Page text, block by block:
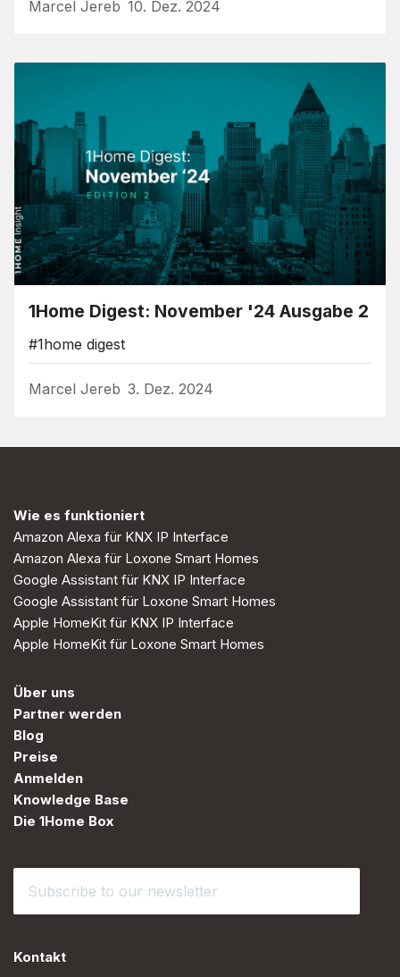
Marcel Jereb 10. Dez. 2024
1Home Digest: November '24 Ausgabe 2
#1home digest
Marcel Jereb 3. Dez. 2024
Wie es funktioniert
Amazon Alexa für KNX IP Interface
Amazon Alexa für Loxone Smart Homes
Google Assistant für KNX IP Interface
Google Assistant für Loxone Smart Homes
Apple HomeKit für KNX IP Interface
Apple HomeKit für Loxone Smart Homes
Über uns
Partner werden
Blog
Preise
Anmelden
Knowledge Base
Die 1Home Box
Kontakt